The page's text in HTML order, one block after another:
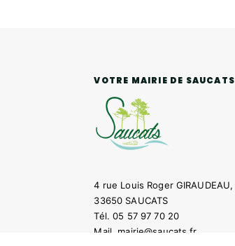
VOTRE MAIRIE DE SAUCATS
4 rue Louis Roger GIRAUDEAU,
33650 SAUCATS
Tél.05 57 97 70 20
Mail. mairie@saucats.fr